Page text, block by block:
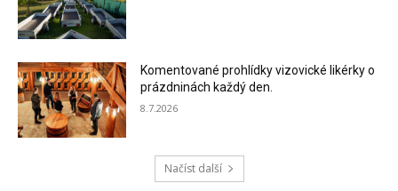
Komentované prohlídky vizovické likérky o
prázdninách každý den.
8.7.2026
Načíst další